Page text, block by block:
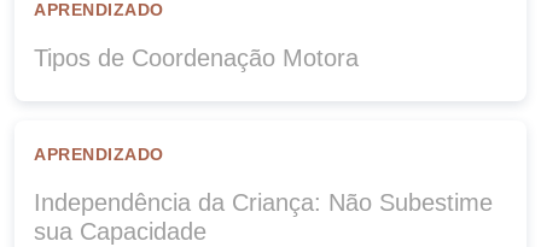
APRENDIZADO
Tipos de Coordenação Motora
APRENDIZADO
Independência da Criança: Não Subestime
sua Capacidade